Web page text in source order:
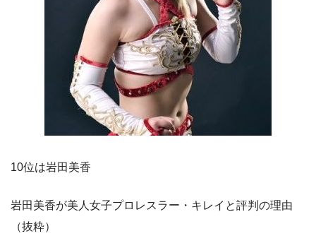
10位は岩田美香
岩田美香が美人女子プロレスラー・キレイと評判の理由
（抜粋）